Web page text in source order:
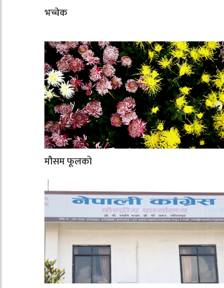
भच्चेक
मौसम फूलको